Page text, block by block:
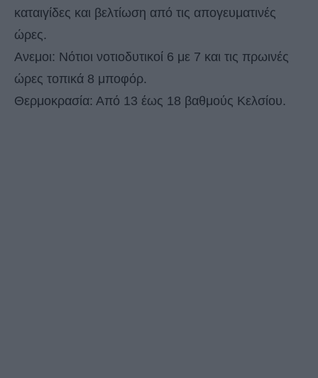
καταιγίδες και βελτίωση από τις απογευματινές
ώρες.
Ανεμοι: Νότιοι νοτιοδυτικοί 6 με 7 και τις πρωινές
ώρες τοπικά 8 μποφόρ.
Θερμοκρασία: Από 13 έως 18 βαθμούς Κελσίου.